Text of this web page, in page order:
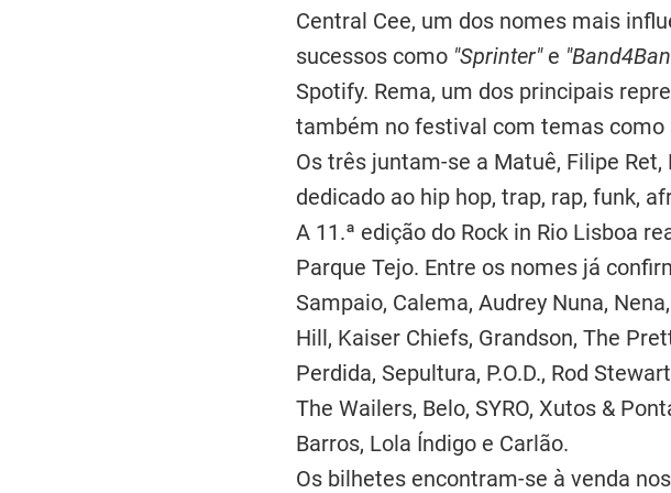
Central Cee, um dos nomes mais
sucessos como "Sprinter"e
Spotify. Rema, um dos principais
também no festival com temas como
Os três juntam-se a Matuê, Filipe Ret,
dedicado ao hip hop, trap, rap, funk,
A 11.ª edição do Rock in Rio Lisboa
Parque Tejo. Entre os nomes já
Sampaio, Calema, Audrey Nuna,
Hill, Kaiser Chiefs, Grandson, The
Perdida, Sepultura, P.O.D., Rod
The Wailers, Belo, SYRO, Xutos &
Barros, Lola Índigo e Carlão.
Os bilhetes encontram-se à venda